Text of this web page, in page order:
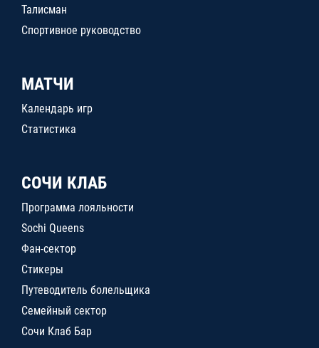
Талисман
Спортивное руководство
МАТЧИ
Календарь игр
Статистика
СОЧИ КЛАБ
Программа лояльности
Sochi Queens
Фан-сектор
Стикеры
Путеводитель болельщика
Семейный сектор
Сочи Клаб Бар